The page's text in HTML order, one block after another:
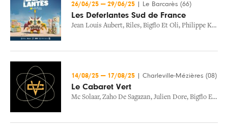
26/06/25 — 29/06/25 Le Barcarès (66)
Les Deferlantes Sud de France
Jean Louis Aubert, Riles, Bigflo Et Oli, Philippe Katerine
14/08/25 — 17/08/25 Charleville-Mézières (08)
Le Cabaret Vert
Mc Solaar, Zaho De Sagazan, Julien Dore, Bigflo Et Oli